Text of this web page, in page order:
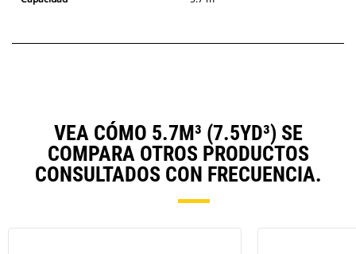
VEA CÓMO 5.7M³ (7.5YD³) SE
COMPARA OTROS PRODUCTOS
CONSULTADOS CON FRECUENCIA.